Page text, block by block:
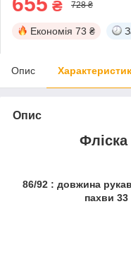
₴ 728 ₴
Економія 73 ₴
Опис
Опис
86/92 : довжина
пахви 33